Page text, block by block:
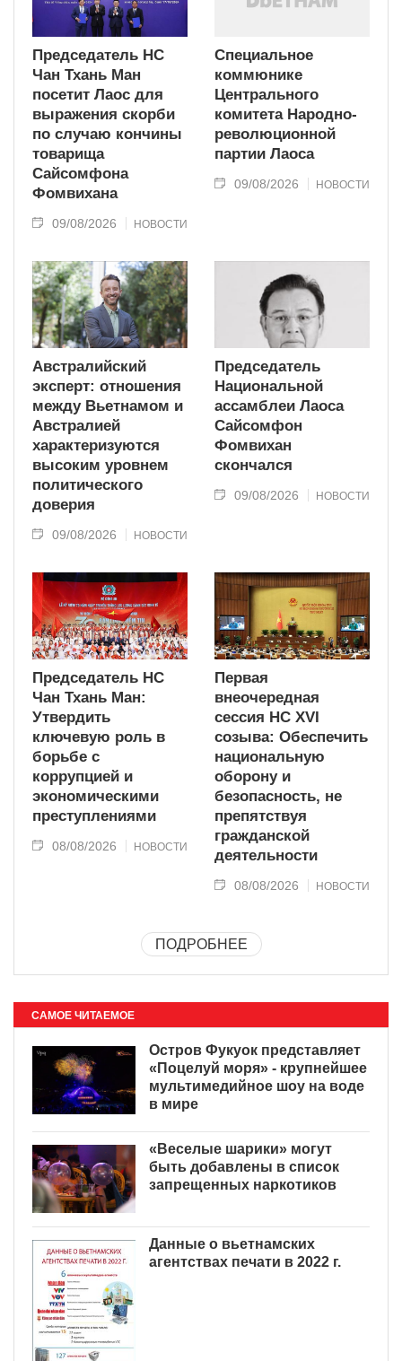
Председатель НС
Чан Тхань Ман
посетит Лаос для
выражения скорби
по случаю кончины
товарища
Сайсомфона
Фомвихана
09/08/2026 НОВОСТИ
Специальное
коммюнике
Центрального
комитета Народно-
революционной
партии Лаоса
09/08/2026 НОВОСТИ
Австралийский
эксперт: отношения
между Вьетнамом и
Австралией
характеризуются
высоким уровнем
политического
доверия
09/08/2026 НОВОСТИ
Председатель
Национальной
ассамблеи Лаоса
Сайсомфон
Фомвихан
скончался
09/08/2026 НОВОСТИ
Председатель НС
Чан Тхань Ман:
Утвердить
ключевую роль в
борьбе с
коррупцией и
экономическими
преступлениями
08/08/2026 НОВОСТИ
Первая
внеочередная
сессия НС XVI
созыва: Обеспечить
национальную
оборону и
безопасность, не
препятствуя
гражданской
деятельности
08/08/2026 НОВОСТИ
ПОДРОБНЕЕ
САМОЕ ЧИТАЕМОЕ
Остров Фукуок представляет
«Поцелуй моря» - крупнейшее
мультимедийное шоу на воде
в мире
«Веселые шарики» могут
быть добавлены в список
запрещенных наркотиков
Данные о вьетнамских
агентствах печати в 2022 г.